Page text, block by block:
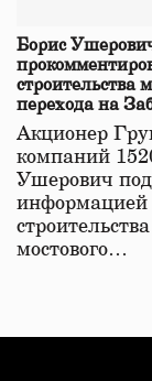
Борис
строительства
перехода на
железной дороге
Акционер
компаний
Ушерович
информацией
строительства
мостового…